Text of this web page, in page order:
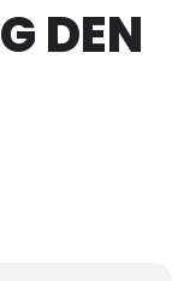
DEN